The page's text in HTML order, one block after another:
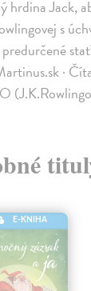
hrdina Jack,
s
·
E-KNIHA